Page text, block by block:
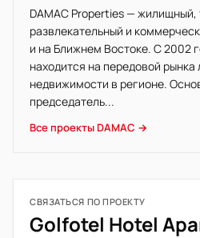
DAMAC Properties — жилищный,
развлекательный и
и на Ближнем Востоке. С 2002
находится на передовой рынка
недвижимости в регионе.
председатель...
Все проекты DAMAC →
СВЯЗАТЬСЯ ПО ПРОЕКТУ
Golfotel Hotel